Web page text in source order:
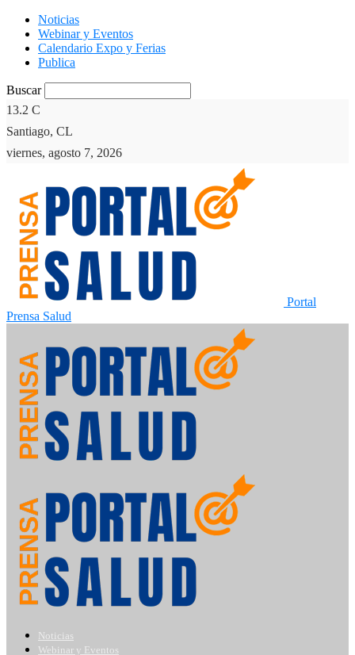
Noticias
Webinar y Eventos
Calendario Expo y Ferias
Publica
Buscar
13.2 C
Santiago, CL
viernes, agosto 7, 2026
Portal
Prensa Salud
Noticias
Webinar y Eventos